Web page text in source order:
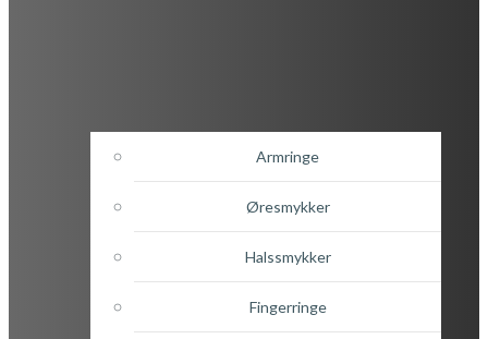
Armringe
Øresmykker
Halssmykker
Fingerringe